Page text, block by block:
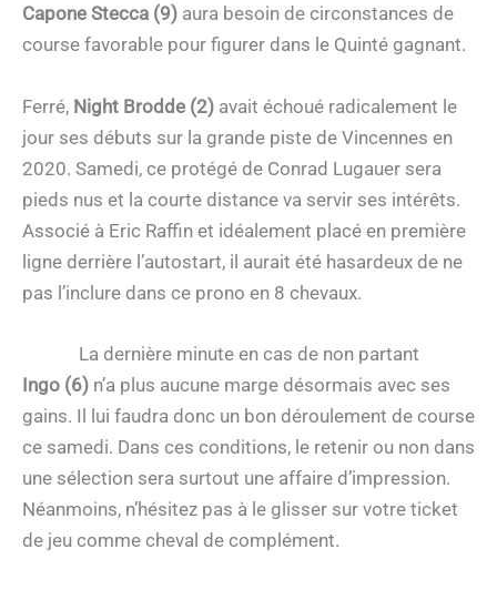
Capone Stecca (9) aura besoin de circonstances de
course favorable pour figurer dans le Quinté gagnant.
Ferré, Night Brodde (2) avait échoué radicalement le
jour ses débuts sur la grande piste de Vincennes en
2020. Samedi, ce protégé de Conrad Lugauer sera
pieds nus et la courte distance va servir ses intérêts.
Associé à Eric Raffin et idéalement placé en première
ligne derrière l’autostart, il aurait été hasardeux de ne
pas l’inclure dans ce prono en 8 chevaux.
La dernière minute en cas de non partant
Ingo (6) n’a plus aucune marge désormais avec ses
gains. Il lui faudra donc un bon déroulement de course
ce samedi. Dans ces conditions, le retenir ou non dans
une sélection sera surtout une affaire d’impression.
Néanmoins, n’hésitez pas à le glisser sur votre ticket
de jeu comme cheval de complément.